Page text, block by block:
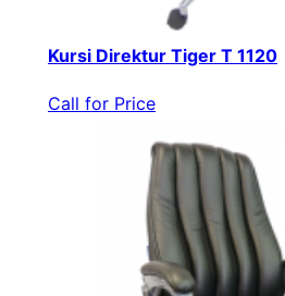
Kursi Direktur Tiger T 1120
Call for Price